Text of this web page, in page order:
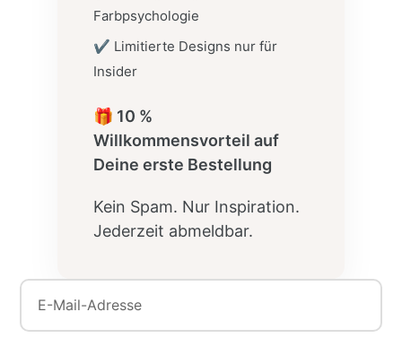
Farbpsychologie
✔ Limitierte Designs nur für
Insider
🎁 10 %
Willkommensvorteil auf
Deine erste Bestellung
Kein Spam. Nur Inspiration.
Jederzeit abmeldbar.